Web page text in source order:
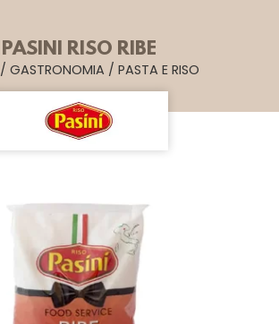
PASINI RISO RIBE
/ GASTRONOMIA / PASTA E RISO